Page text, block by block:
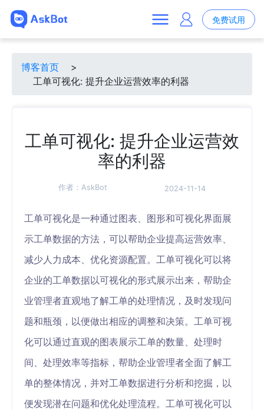
免费试用
博客首页
>
工单可视化: 提升企业运营效率的利器
工单可视化: 提升企业运营效
率的利器
作者： AskBot 2024-11-14
工单可视化是一种通过图表、图形和可视化界面展
示工单数据的方法，可以帮助企业提高运营效率、
减少人力成本、优化资源配置。工单可视化可以将
企业的工单数据以可视化的形式展示出来，帮助企
业管理者直观地了解工单的处理情况，及时发现问
题和瓶颈，以便做出相应的调整和决策。工单可视
化可以通过直观的图表展示工单的数量、处理时
间、处理效率等指标，帮助企业管理者全面了解工
单的整体情况，并对工单数据进行分析和挖掘，以
便发现潜在问题和优化处理流程。工单可视化可以